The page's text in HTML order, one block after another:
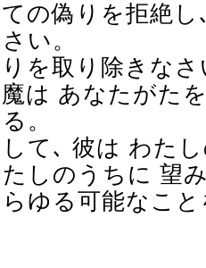
の偽りを拒絶
い。
を取り除きなさ
は あなたがた
。
て､ 彼は わた
しのうちに 望
ゆる可能なこ